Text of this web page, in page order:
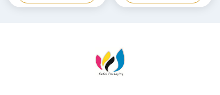
cosmetica